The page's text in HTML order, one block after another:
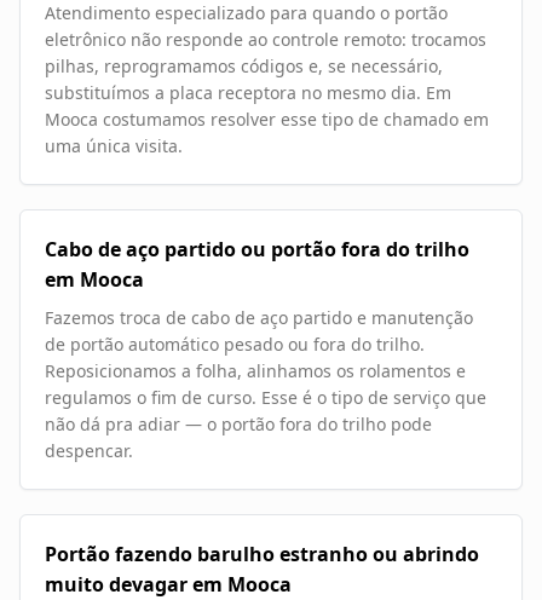
Atendimento especializado para quando o portão
eletrônico não responde ao controle remoto: trocamos
pilhas, reprogramamos códigos e, se necessário,
substituímos a placa receptora no mesmo dia. Em
Mooca costumamos resolver esse tipo de chamado em
uma única visita.
Cabo de aço partido ou portão fora do trilho
em Mooca
Fazemos troca de cabo de aço partido e manutenção
de portão automático pesado ou fora do trilho.
Reposicionamos a folha, alinhamos os rolamentos e
regulamos o fim de curso. Esse é o tipo de serviço que
não dá pra adiar — o portão fora do trilho pode
despencar.
Portão fazendo barulho estranho ou abrindo
muito devagar em Mooca